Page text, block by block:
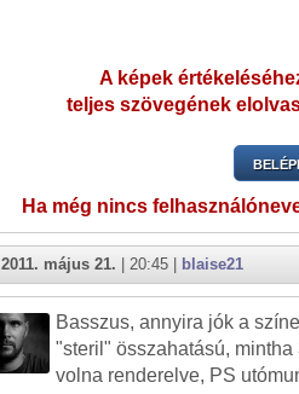
A képek
teljes szövegének
Ha még nincs
2011. május 21. | 20:45 | blaise21
Basszus, annyira jók a
"steril" összahatású,
volna renderelve, PS